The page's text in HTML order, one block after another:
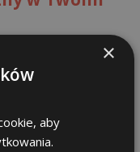
×
aby